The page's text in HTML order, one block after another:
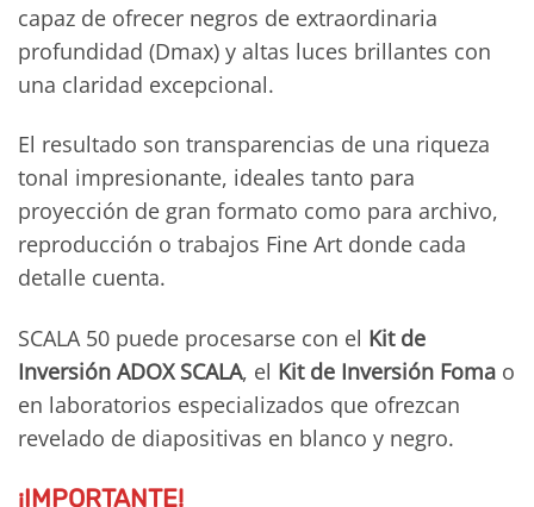
capaz de ofrecer negros de extraordinaria
profundidad (Dmax) y altas luces brillantes con
una claridad excepcional.
El resultado son transparencias de una riqueza
tonal impresionante, ideales tanto para
proyección de gran formato como para archivo,
reproducción o trabajos Fine Art donde cada
detalle cuenta.
SCALA 50 puede procesarse con el Kit de
Inversión ADOX SCALA, el Kit de Inversión Foma o
en laboratorios especializados que ofrezcan
revelado de diapositivas en blanco y negro.
¡IMPORTANTE!